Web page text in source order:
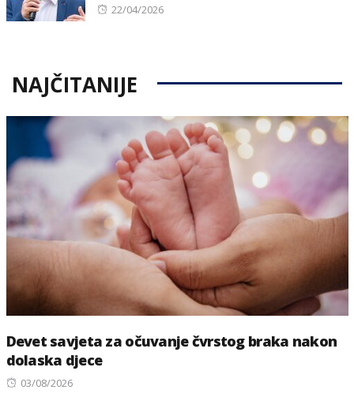
Posted
22/04/2026
NAJČITANIJE
Devet savjeta za očuvanje čvrstog braka nakon
dolaska djece
Posted
03/08/2026